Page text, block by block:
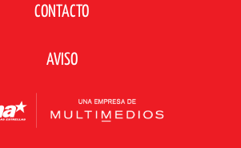
CONTACTO
AVISO